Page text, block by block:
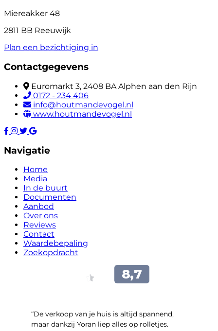
Miereakker 48
2811 BB Reeuwijk
Plan een bezichtiging in
Contactgegevens
Euromarkt 3, 2408 BA Alphen aan den Rijn
0172 - 234 406
info@houtmandevogel.nl
www.houtmandevogel.nl
Navigatie
Home
Media
In de buurt
Documenten
Aanbod
Over ons
Reviews
Contact
Waardebepaling
Zoekopdracht
“​De verkoop van je huis is altijd spannend,
maar dankzij Yoran liep alles op rolletjes.